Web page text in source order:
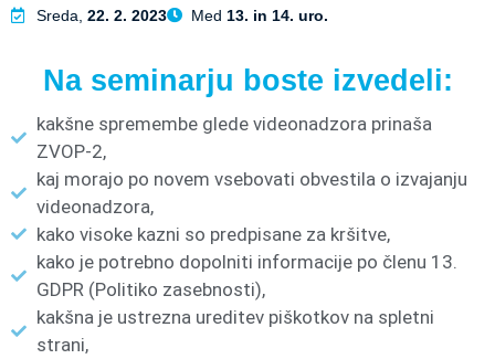
Sreda, 22. 2. 2023 Med 13. in 14. uro.
Na seminarju boste izvedeli:
kakšne spremembe glede videonadzora prinaša
ZVOP-2,
kaj morajo po novem vsebovati obvestila o izvajanju
videonadzora,
kako visoke kazni so predpisane za kršitve,
kako je potrebno dopolniti informacije po členu 13.
GDPR (Politiko zasebnosti),
kakšna je ustrezna ureditev piškotkov na spletni
strani,